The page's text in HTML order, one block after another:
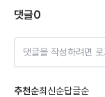
댓글0
댓글을 작성하려면
추천순최신순답글순